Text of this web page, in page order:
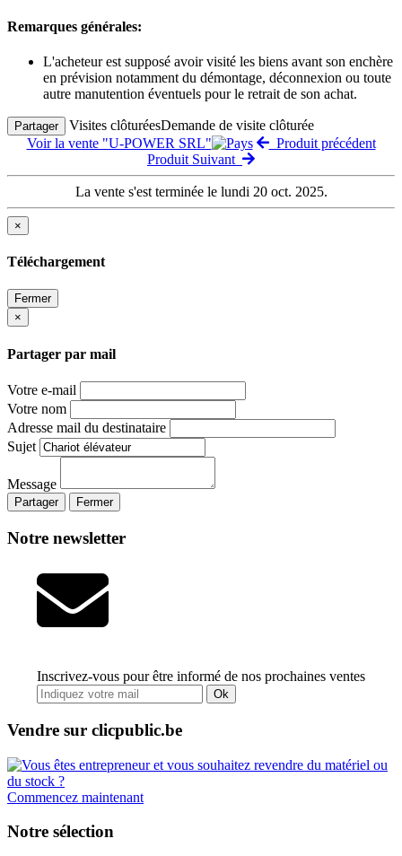
Remarques générales:
L'acheteur est supposé avoir visité les biens avant son enchère
en prévision notamment du démontage, déconnexion ou toute
autre manutention éventuels pour le retrait de son achat.
Partager Visites clôturéesDemande de visite clôturée
Voir la vente "U-POWER SRL"
Produit précédent
Produit Suivant
La vente s'est terminée le lundi 20 oct. 2025.
×
Téléchargement
Fermer
×
Partager par mail
Votre e-mail
Votre nom
Adresse mail du destinataire
Sujet
Message
Partager Fermer
Notre newsletter
Inscrivez-vous pour être informé de nos prochaines ventes
Ok
Vendre sur clicpublic.be
Commencez maintenant
Notre sélection